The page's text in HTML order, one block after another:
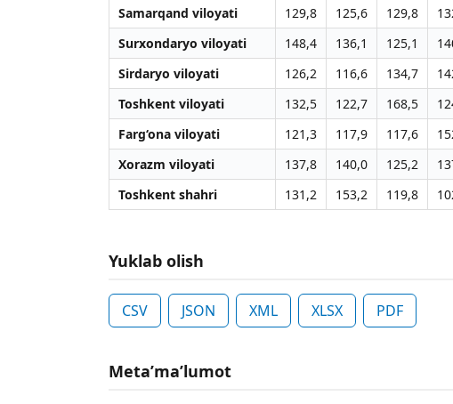
Samarqand viloyati
129,8 125,6 129,8
Surxondaryo viloyati
148,4 136,1 125,1
Sirdaryo viloyati
126,2 116,6 134,7
Toshkent viloyati
132,5 122,7 168,5
Farg‘ona viloyati
121,3 117,9 117,6
Xorazm viloyati
137,8 140,0 125,2
Toshkent shahri
131,2 153,2 119,8
Yuklab olish
CSV JSON XML XLSX PDF
Metaʼmaʼlumot